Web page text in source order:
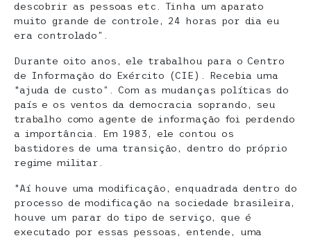
descobrir as pessoas etc. Tinha um aparato
muito grande de controle, 24 horas por dia eu
era controlado”.
Durante oito anos, ele trabalhou para o Centro
de Informação do Exército (CIE). Recebia uma
“ajuda de custo”. Com as mudanças políticas do
país e os ventos da democracia soprando, seu
trabalho como agente de informação foi perdendo
a importância. Em 1983, ele contou os
bastidores de uma transição, dentro do próprio
regime militar.
“Aí houve uma modificação, enquadrada dentro do
processo de modificação na sociedade brasileira,
houve um parar do tipo de serviço, que é
executado por essas pessoas, entende, uma